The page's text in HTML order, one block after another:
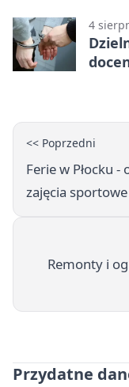
4
<< Poprzedni
Ferie w Płocku
zajęcia
Remonty i
Przydatne